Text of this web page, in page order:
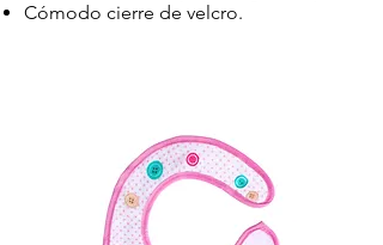
Cómodo cierre de velcro.